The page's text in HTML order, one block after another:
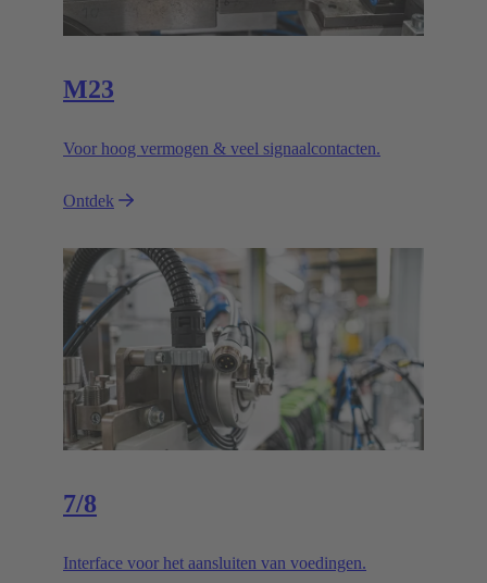
M23
Voor hoog vermogen & veel signaalcontacten.
Ontdek
7/8
Interface voor het aansluiten van voedingen.